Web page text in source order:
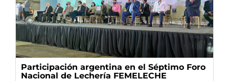
Participación argentina en el Séptimo Foro
Nacional de Lechería FEMELECHE